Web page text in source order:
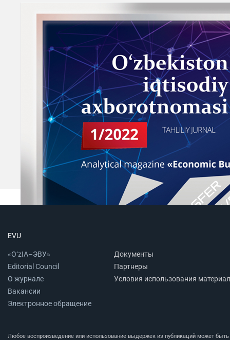
EVU
«O‘zIA–ЭВУ»
Editorial Council
О журнале
Вакансии
Электронное обращение
Документы
Партнеры
Условия использования
Любое воспроизведение или использование выдержек из публикаций может